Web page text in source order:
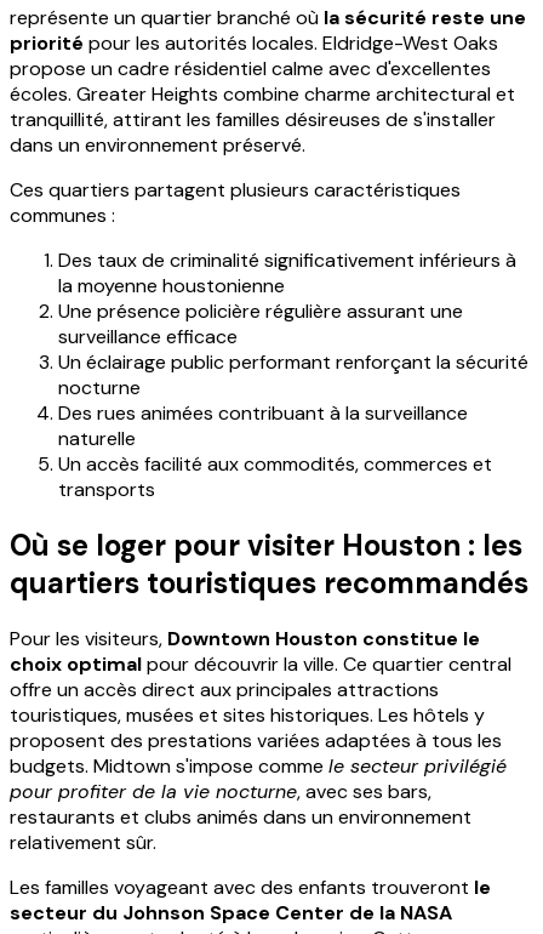
représente un quartier branché où la sécurité reste une
priorité pour les autorités locales. Eldridge-West Oaks
propose un cadre résidentiel calme avec d'excellentes
écoles. Greater Heights combine charme architectural et
tranquillité, attirant les familles désireuses de s'installer
dans un environnement préservé.
Ces quartiers partagent plusieurs caractéristiques
communes :
Des taux de criminalité significativement inférieurs à
la moyenne houstonienne
Une présence policière régulière assurant une
surveillance efficace
Un éclairage public performant renforçant la sécurité
nocturne
Des rues animées contribuant à la surveillance
naturelle
Un accès facilité aux commodités, commerces et
transports
Où se loger pour visiter Houston : les
quartiers touristiques recommandés
Pour les visiteurs, Downtown Houston constitue le
choix optimalpour découvrir la ville. Ce quartier central
offre un accès direct aux principales attractions
touristiques, musées et sites historiques. Les hôtels y
proposent des prestations variées adaptées à tous les
budgets. Midtown s'impose comme le secteur privilégié
pour profiter de la vie nocturne, avec ses bars,
restaurants et clubs animés dans un environnement
relativement sûr.
Les familles voyageant avec des enfants trouveront le
secteur du Johnson Space Center de la NASA